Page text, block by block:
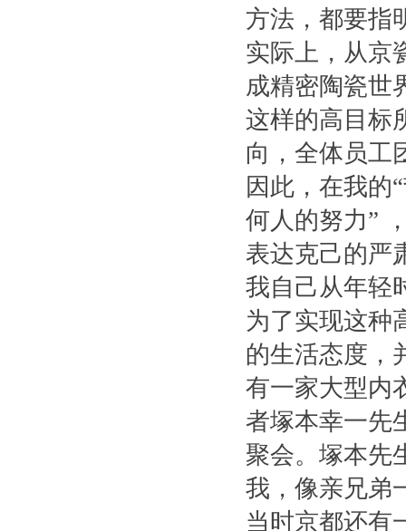
方法，都要指
实际上，从京
成精密陶瓷世
这样的高目标
向，全体员工
因此，在我的
何人的努力”
表达克己的严
我自己从年轻
为了实现这种
的生活态度，
有一家大型内
者塚本幸一先
聚会。塚本先
我，像亲兄弟
当时京都还有